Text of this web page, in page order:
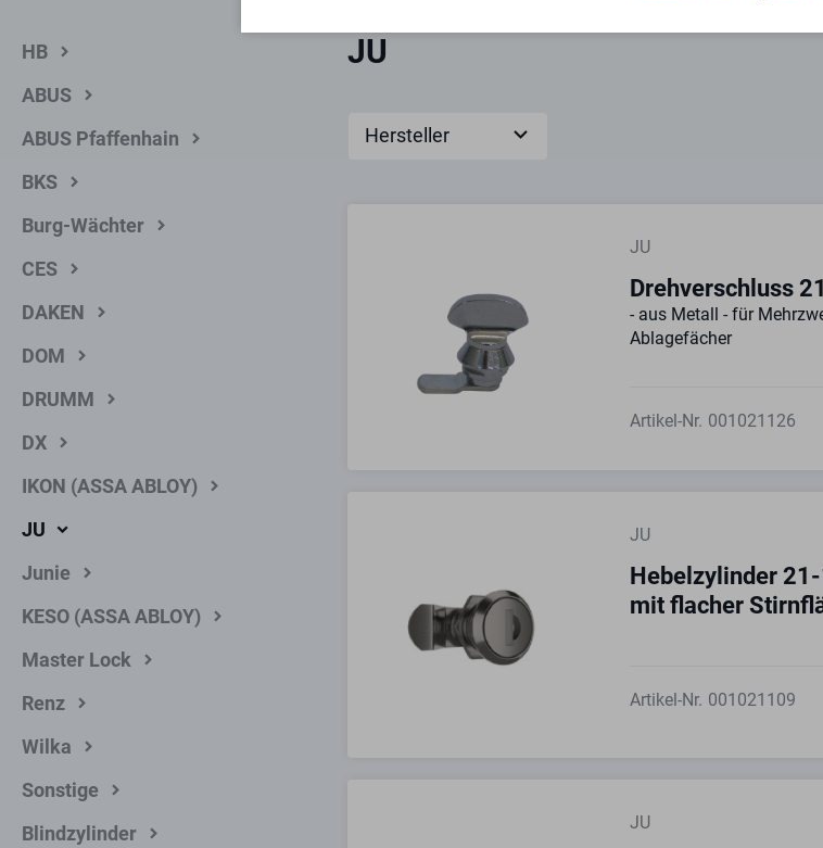
HB
ABUS
ABUS Pfaffenhain
BKS
Burg-Wächter
CES
DAKEN
DOM
DRUMM
DX
IKON (ASSA ABLOY)
JU
Junie
KESO (ASSA ABLOY)
Master Lock
Renz
Wilka
Sonstige
Blindzylinder
JU
Hersteller
JU
Drehverschluss
- aus Metall - für
Ablagefächer
Artikel-Nr. 001021126
JU
Hebelzylinder
mit flacher
Artikel-Nr. 001021109
JU